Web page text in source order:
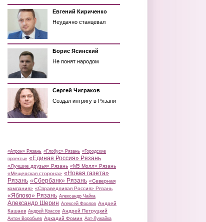
Евгений Кириченко
Неудачно станцевал
Борис Ясинский
Не понят народом
Сергей Чиграков
Создал интригу в Рязани
«Атрон» Рязань «Глобус» Рязань «Городские
проекты» «Единая Россия» Рязань
«Лучшие друзья» Рязань «М5 Молл» Рязань
«Мещерская сторона» «Новая газета»
Рязань «Сбербанк» Рязань «Северная
компания» «Справедливая Россия» Рязань
«Яблоко» Рязань Александр Чайка
Александр Шерин Алексей Фролов Андрей
Кашаев Андрей Красов Андрей Петруцкий
Антон Воробьев Аркадий Фомин Арт-Лужайка